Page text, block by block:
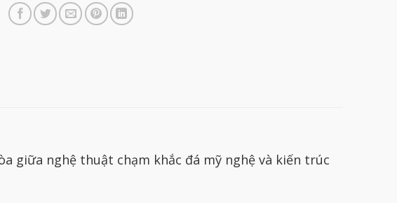
giữa nghệ thuật chạm khắc đá mỹ nghệ và kiến trúc